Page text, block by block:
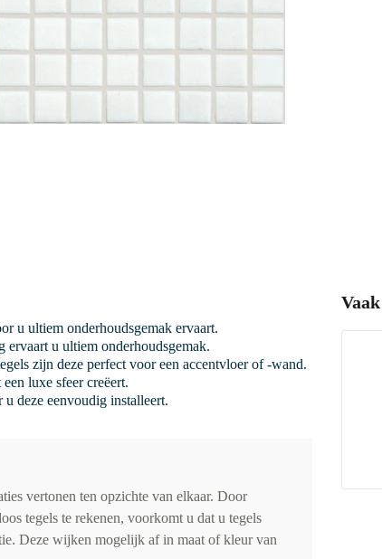
u ultiem onderhoudsgemak ervaart.
u ultiem onderhoudsgemak.
zijn deze perfect voor een accentvloer of -wand.
luxe sfeer creëert.
deze eenvoudig installeert.
vertonen ten opzichte van elkaar. Door
tegels te rekenen, voorkomt u dat u tegels
Deze wijken mogelijk af in maat of kleur van